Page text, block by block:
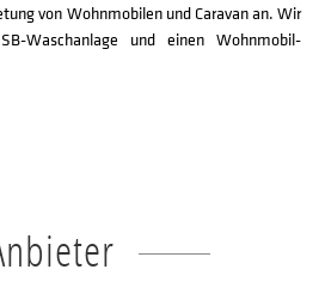
von Wohnmobilen und Caravan an. Wir
Waschanlage und einen Wohnmobil-